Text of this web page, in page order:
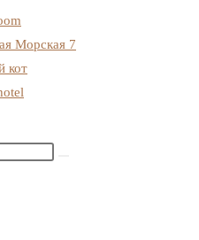
Морская 7
кот